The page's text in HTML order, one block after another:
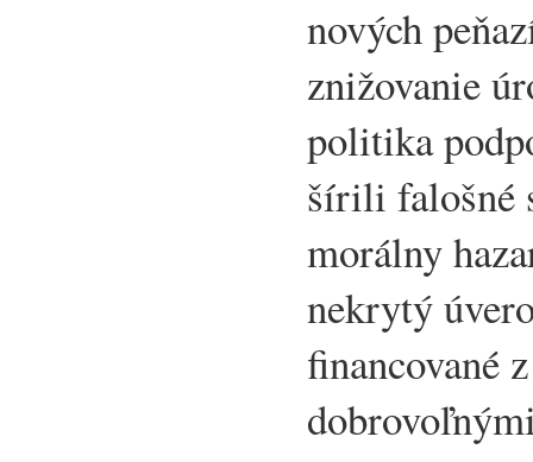
nových
znižovanie
politika
šírili falošné
morálny
nekrytý
financované